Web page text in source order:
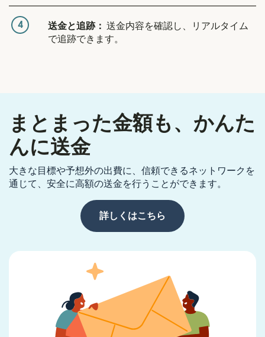
4 送金と追跡： 送金内容を確認し、リアルタイム
で追跡できます。
まとまった金額も、かんた
んに送金
大きな目標や予想外の出費に、信頼できるネットワークを
通じて、安全に高額の送金を行うことができます。
詳しくはこちら